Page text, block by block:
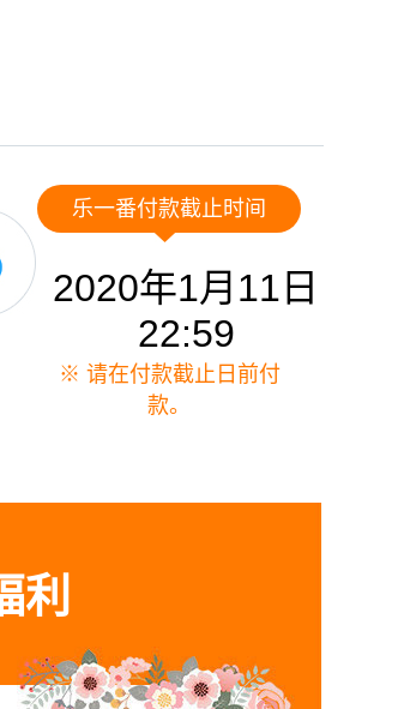
乐一番付款截止时间
2020年1月11日
22:59
※ 请在付款截止日前付
款。
利